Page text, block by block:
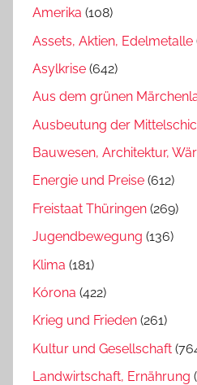
Amerika (108)
Assets, Aktien, Edelmetalle
Asylkrise (642)
Aus dem grünen
Ausbeutung der
Bauwesen, Architektur,
Energie und Preise (612)
Freistaat Thüringen (269)
Jugendbewegung (136)
Klima (181)
Kórona (422)
Krieg und Frieden (261)
Kultur und Gesellschaft
Landwirtschaft, Ernährung